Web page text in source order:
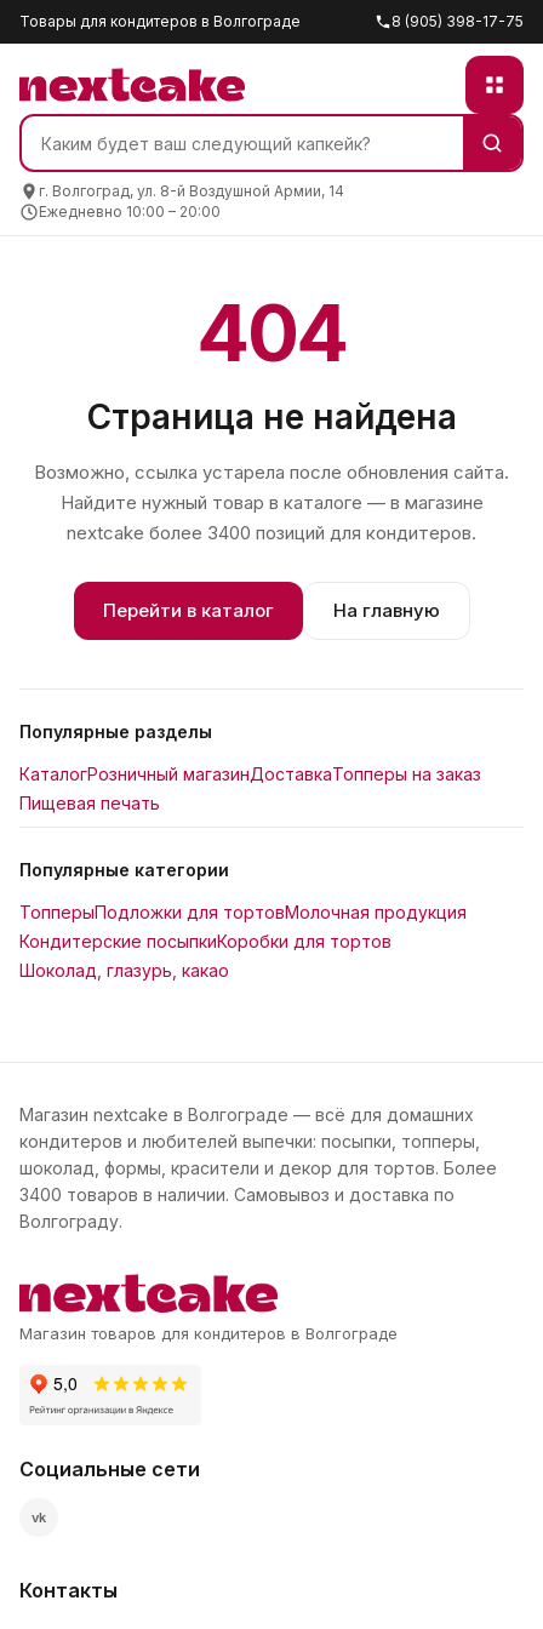
Товары для кондитеров в Волгограде 8 (905) 398-17-75
г. Волгоград, ул. 8-й Воздушной Армии, 14
Ежедневно 10:00 – 20:00
404
Страница не найдена
Возможно, ссылка устарела после обновления сайта.
Найдите нужный товар в каталоге — в магазине
nextcake более 3400 позиций для кондитеров.
Перейти в каталог На главную
Популярные разделы
КаталогРозничный магазинДоставкаТопперы на заказ
Пищевая печать
Популярные категории
ТопперыПодложки для тортовМолочная продукция
Кондитерские посыпкиКоробки для тортов
Шоколад, глазурь, какао
Магазин nextcake в Волгограде — всё для домашних
кондитеров и любителей выпечки: посыпки, топперы,
шоколад, формы, красители и декор для тортов. Более
3400 товаров в наличии. Самовывоз и доставка по
Волгограду.
Магазин товаров для кондитеров в Волгограде
Социальные сети
vk
Контакты